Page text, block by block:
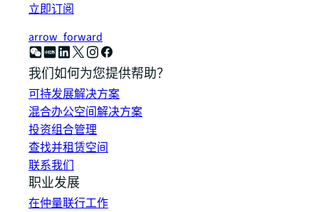
立即订阅
arrow_forward
我们如何为您提供帮助？
可持发展解决方案
混合办公空间解决方案
投资组合管理
查找并租赁空间
联系我们
职业发展
在仲量联行工作